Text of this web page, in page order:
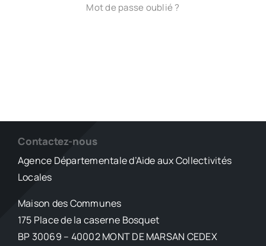
Mot de passe oublié ?
Contactez-nous
Agence Départementale d’Aide aux Collectivités
Locales
Maison des Communes
175 Place de la caserne Bosquet
BP 30069 – 40002 MONT DE MARSAN CEDEX